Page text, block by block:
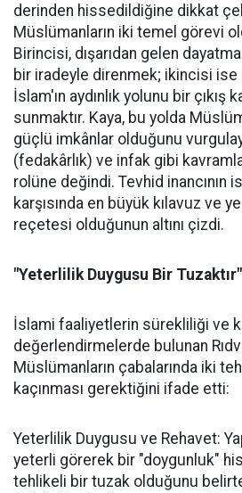
derinden hissedildiğine dikkat
Müslümanların iki temel görevi
Birincisi, dışarıdan gelen
bir iradeyle direnmek; ikincisi ise
İslam'ın aydınlık yolunu bir çıkış
sunmaktır. Kaya, bu yolda
güçlü imkânlar olduğunu
(fedakârlık) ve infak gibi
rolüne değindi. Tevhid inancının
karşısında en büyük kılavuz ve
reçetesi olduğunun altını çizdi.
"Yeterlilik Duygusu Bir Tuzaktır"
İslami faaliyetlerin sürekliliği ve
değerlendirmelerde bulunan
Müslümanların çabalarında iki
kaçınması gerektiğini ifade etti:
Yeterlilik Duygusu ve Rehavet:
yeterli görerek bir "doygunluk"
tehlikeli bir tuzak olduğunu